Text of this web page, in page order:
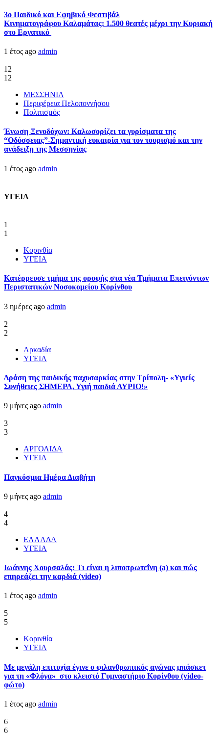
3ο Παιδικό και Εφηβικό Φεστιβάλ
Κινηματογράφου Καλαμάτας: 1.500 θεατές μέχρι την Κυριακή
στο Εργατικό
1 έτος ago admin
12
12
ΜΕΣΣΗΝΙΑ
Περιφέρεια Πελοποννήσου
Πολιτισμός
Ένωση Ξενοδόχων: Καλωσορίζει τα γυρίσματα της
“Οδύσσειας”-Σημαντική ευκαιρία για τον τουρισμό και την
ανάδειξη της Μεσσηνίας
1 έτος ago admin
ΥΓΕΙΑ
1
1
Κορινθία
ΥΓΕΙΑ
Kατέρρευσε τμήμα της οροφής στα νέα Τμήματα Επειγόντων
Περιστατικών Νοσοκομείου Κορίνθου
3 ημέρες ago admin
2
2
Αρκαδία
ΥΓΕΙΑ
Δράση της παιδικής παχυσαρκίας στην Τρίπολη- «Υγιείς
Συνήθειες ΣΗΜΕΡΑ, Υγιή παιδιά ΑΥΡΙΟ!»
9 μήνες ago admin
3
3
ΑΡΓΟΛΙΔΑ
ΥΓΕΙΑ
Παγκόσμια Ημέρα Διαβήτη
9 μήνες ago admin
4
4
ΕΛΛΑΔΑ
ΥΓΕΙΑ
Ιωάννης Χουρσαλάς: Τι είναι η λιποπρωτεΐνη (a) και πώς
επηρεάζει την καρδιά (video)
1 έτος ago admin
5
5
Κορινθία
ΥΓΕΙΑ
Με μεγάλη επιτυχία έγινε ο φιλανθρωπικός αγώνας μπάσκετ
για τη «Φλόγα» στο κλειστό Γυμναστήριο Κορίνθου (video-
φώτο)
1 έτος ago admin
6
6